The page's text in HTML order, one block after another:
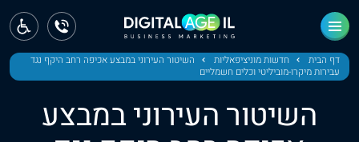
דף הבית חדשות מוניציפאליות
השיטור העירוני במבצע אכיפה רחב היקף נגד
עבירות מיקרו-מוביליטי וכלים חשמליים
השיטור העירוני במבצע
ראשי
חדשות
מחוז חיפה